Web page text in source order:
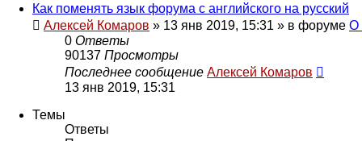
Как поменять язык форума с английского на русский
Алексей Комаров » 13 янв 2019, 15:31 » в форуме О
0 Ответы
90137 Просмотры
Последнее сообщение Алексей Комаров
13 янв 2019, 15:31
Темы
Ответы